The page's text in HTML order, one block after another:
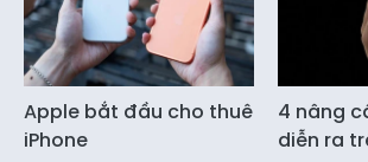
Apple bắt đầu cho thuê
iPhone
4 nâng
diễn ra